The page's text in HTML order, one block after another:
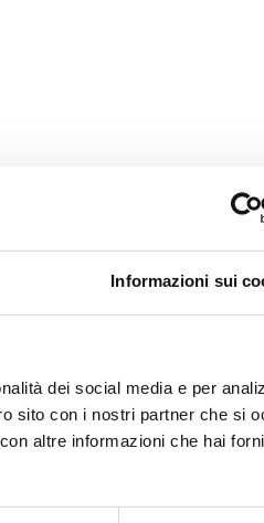
Informazioni sui
dei social media e per
sito con i nostri partner che si
altre informazioni che hai